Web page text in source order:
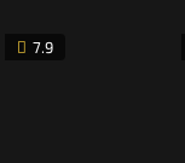
7.9